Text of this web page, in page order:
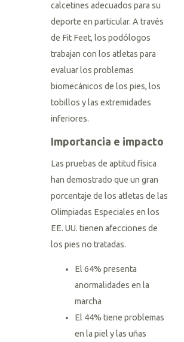
calcetines adecuados para su
deporte en particular. A través
de Fit Feet, los podólogos
trabajan con los atletas para
evaluar los problemas
biomecánicos de los pies, los
tobillos y las extremidades
inferiores.
Importancia e impacto
Las pruebas de aptitud física
han demostrado que un gran
porcentaje de los atletas de las
Olimpiadas Especiales en los
EE. UU. tienen afecciones de
los pies no tratadas.
El 64% presenta
anormalidades en la
marcha
El 44% tiene problemas
en la piel y las uñas